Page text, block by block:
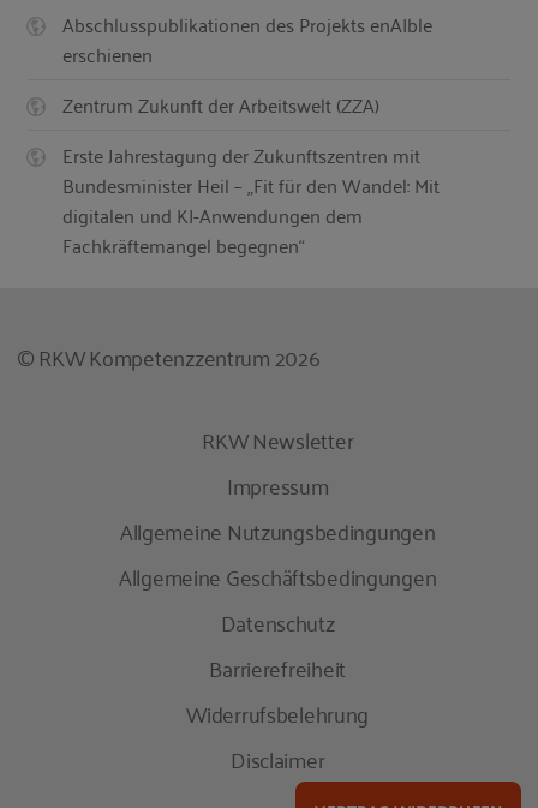
Abschlusspublikationen des Projekts enAIble
erschienen
Zentrum Zukunft der Arbeitswelt (ZZA)
Erste Jahrestagung der Zukunftszentren mit
Bundesminister Heil – „Fit für den Wandel: Mit
digitalen und KI-Anwendungen dem
Fachkräftemangel begegnen“
© RKW Kompetenzzentrum 2026
RKW Newsletter
Impressum
Allgemeine Nutzungsbedingungen
Allgemeine Geschäftsbedingungen
Datenschutz
Barrierefreiheit
Widerrufsbelehrung
Disclaimer